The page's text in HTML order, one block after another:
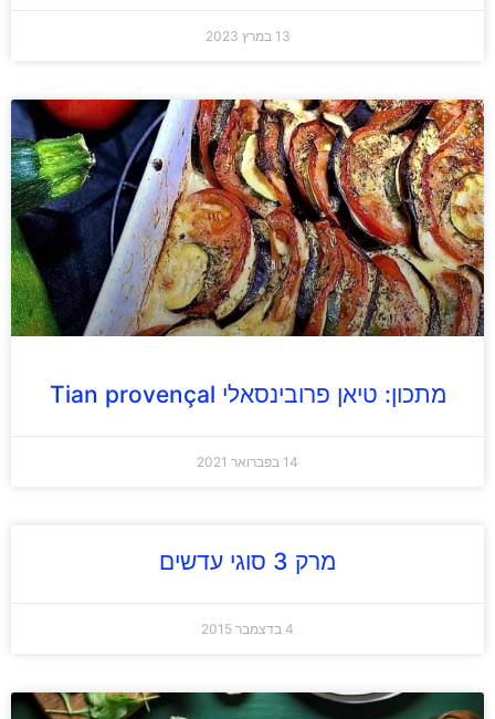
13 במרץ 2023
מתכון: טיאן פרובינסאלי Tian provençal
14 בפברואר 2021
מרק 3 סוגי עדשים
4 בדצמבר 2015